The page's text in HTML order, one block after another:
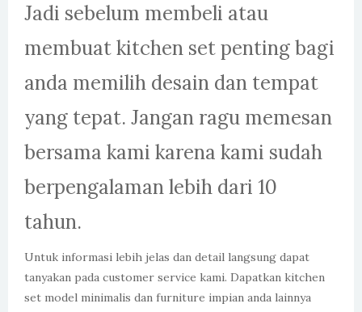
Jadi sebelum membeli atau
membuat kitchen set penting bagi
anda memilih desain dan tempat
yang tepat. Jangan ragu memesan
bersama kami karena kami sudah
berpengalaman lebih dari 10
tahun.
Untuk informasi lebih jelas dan detail langsung dapat
tanyakan pada customer service kami. Dapatkan kitchen
set model minimalis dan furniture impian anda lainnya